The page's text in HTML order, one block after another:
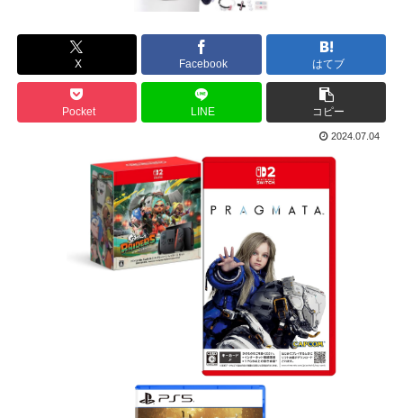
X Facebook はてブ
Pocket LINE コピー
2024.07.04